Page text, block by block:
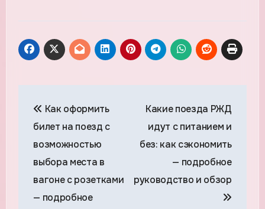
по
записям
Как оформить
билет на поезд с
возможностью
выбора места в
вагоне с розетками
— подробное
Какие поезда РЖД
идут с питанием и
без: как сэкономить
— подробное
руководство и обзор